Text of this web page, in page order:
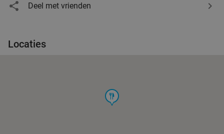
Deel met vrienden
Locaties
food